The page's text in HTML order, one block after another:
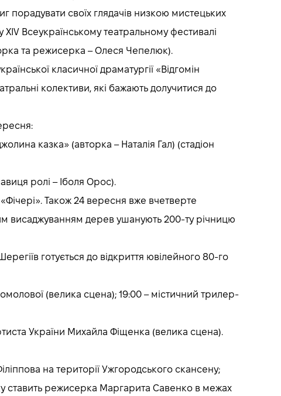
порадувати своїх глядачів низкою мистецьких
Всеукраїнському театральному фестивалі
та режисерка – Олеся Чепелюк).
класичної драматургії «Відгомін
колективи, які бажають долучитися до
казка» (авторка – Наталія Гал) (стадіон
ролі – Іболя Орос).
Також 24 вересня вже вчетверте
висаджуванням дерев ушанують 200-ту річницю
готується до відкриття ювілейного 80-го
(велика сцена); 19:00 – містичний трилер-
України Михайла Фіщенка (велика сцена).
на території Ужгородського скансену;
ставить режисерка Маргарита Савенко в межах